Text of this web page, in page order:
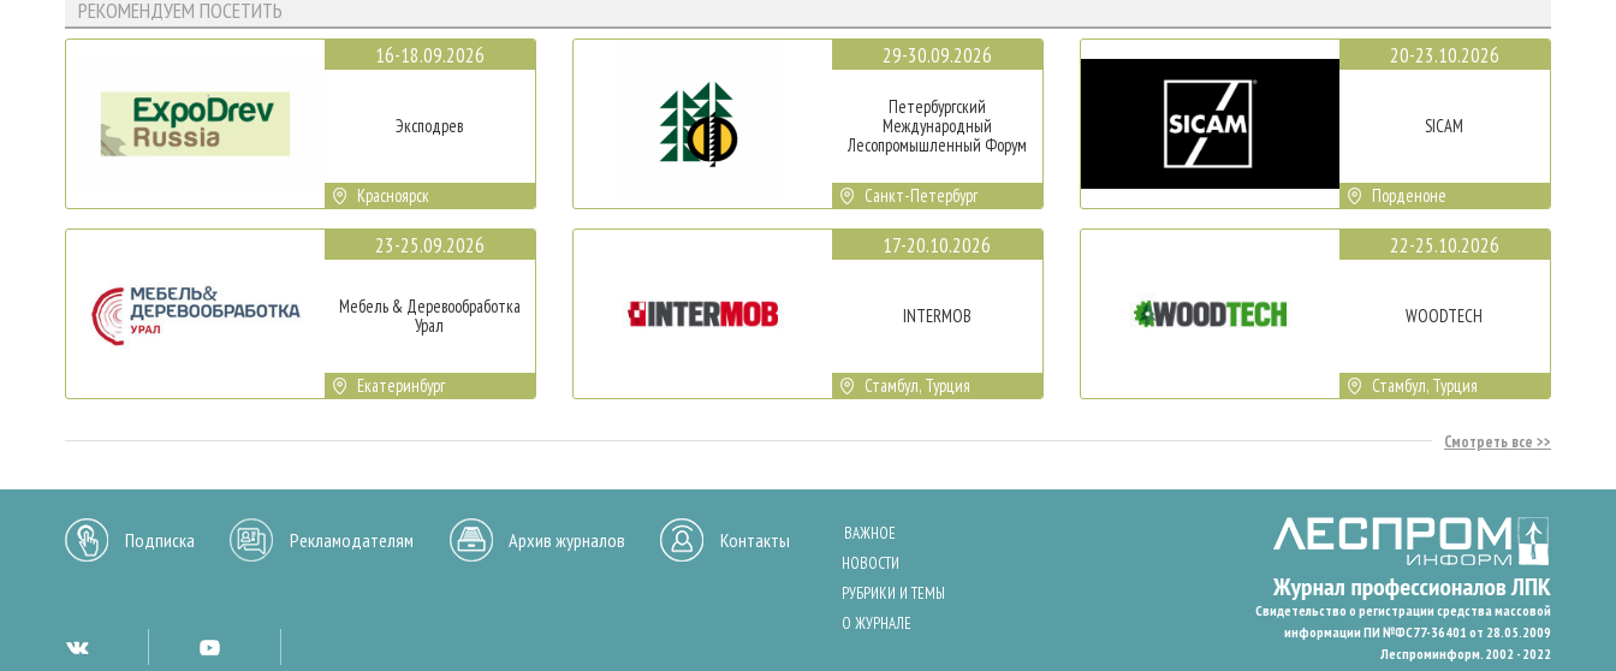
РЕКОМЕНДУЕМ ПОСЕТИТЬ
16-18.09.2026
Эксподрев
Красноярск
23-25.09.2026
Мебель & Деревообработка
Урал
Екатеринбург
29-30.09.2026
Петербургский
Международный
Лесопромышленный Форум
Санкт-Петербург
17-20.10.2026
INTERMOB
Стамбул, Турция
20-23.10.2026
SICAM
Порденоне
22-25.10.2026
WOODTECH
Стамбул, Турция
Смотреть все
Подписка Рекламодателям Архив журналов Контакты
ВАЖНОЕ
НОВОСТИ
РУБРИКИ И ТЕМЫ
О ЖУРНАЛЕ
Свидетельство о регистрации средства массовой
информации ПИ №ФС77-36401 от 28.05.2009
Леспроминформ. 2002 - 2022